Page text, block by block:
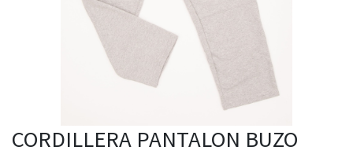
CORDILLERA PANTALON BUZO